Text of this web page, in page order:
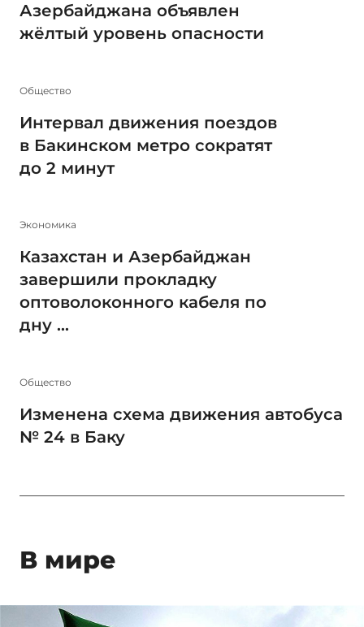
Азербайджана объявлен
жёлтый уровень опасности
Общество
Интервал движения поездов
в Бакинском метро сократят
до 2 минут
Экономика
Казахстан и Азербайджан
завершили прокладку
оптоволоконного кабеля по
дну ...
Общество
Изменена схема движения автобуса
№ 24 в Баку
В мире